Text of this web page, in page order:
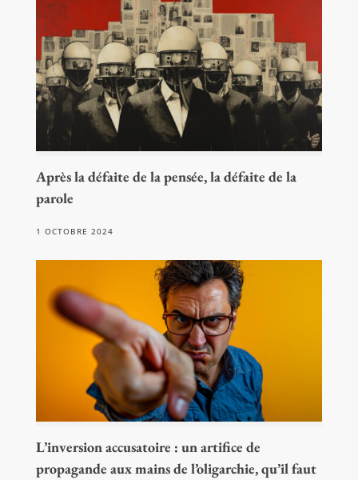
Après la défaite de la pensée, la défaite de la
parole
1 OCTOBRE 2024
L’inversion accusatoire : un artifice de
propagande aux mains de l’oligarchie, qu’il faut